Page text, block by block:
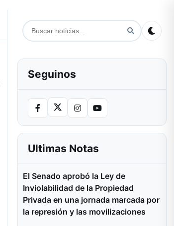
Seguinos
Ultimas Notas
El Senado aprobó la Ley de
Inviolabilidad de la Propiedad
Privada en una jornada marcada por
la represión y las movilizaciones